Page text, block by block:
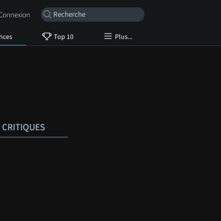
Top 10 Plus...
CRITIQUES